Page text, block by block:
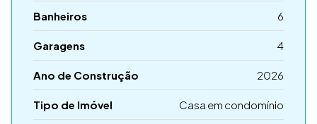
Banheiros 6
Garagens 4
Ano de Construção 2026
Tipo de Imóvel Casa em condomínio